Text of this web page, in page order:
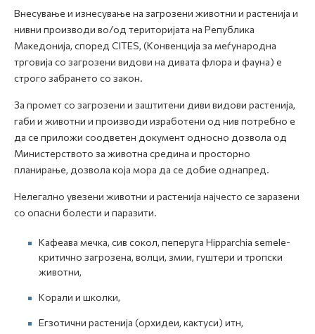
Внесување и изнесување на загрозени животни и растенија и
нивни производи во/од територијата на Република
Mакедонија, според CITES, (Конвенција за меѓународна
трговија со загрозени видови на дивата флора и фауна) е
строго забрането со закон.
За промет со загрозени и заштитени диви видови растенија,
габи и животни и производи изработени од нив потребно е
да се приложи соодветен документ односно дозвола од
Mинистерството за животна средина и просторно
планирање, дозвола која мора да се добие однапред.
Нелегално увезени животни и растенија најчесто се заразени
со опасни болести и паразити.
Кафеава мечка, сив сокол, пеперуга Hipparchia semele-
критично загрозена, волци, змии, гуштери и тропски
животни,
Корали и школки,
Егзотични растенија (орхидеи, кактуси) итн,